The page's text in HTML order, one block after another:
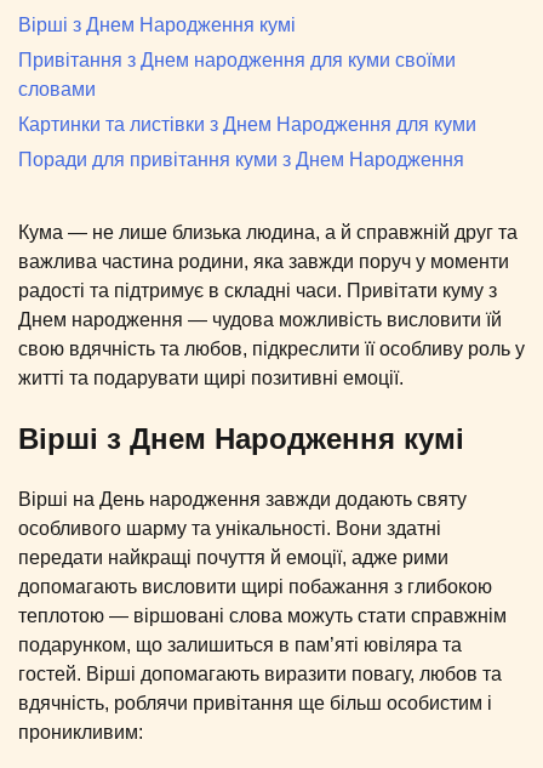
Вірші з Днем Народження кумі
Привітання з Днем народження для куми своїми
словами
Картинки та листівки з Днем Народження для куми
Поради для привітання куми з Днем Народження
Кума — не лише близька людина, а й справжній друг та
важлива частина родини, яка завжди поруч у моменти
радості та підтримує в складні часи. Привітати куму з
Днем народження — чудова можливість висловити їй
свою вдячність та любов, підкреслити її особливу роль у
житті та подарувати щирі позитивні емоції.
Вірші з Днем Народження кумі
Вірші на День народження завжди додають святу
особливого шарму та унікальності. Вони здатні
передати найкращі почуття й емоції, адже рими
допомагають висловити щирі побажання з глибокою
теплотою — віршовані слова можуть стати справжнім
подарунком, що залишиться в пам’яті ювіляра та
гостей. Вірші допомагають виразити повагу, любов та
вдячність, роблячи привітання ще більш особистим і
проникливим: